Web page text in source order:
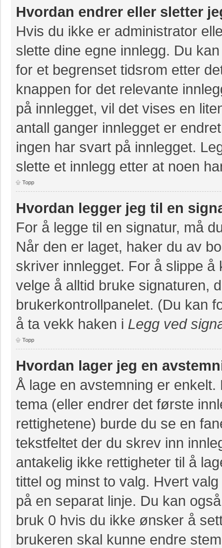
Hvordan endrer eller sletter
Hvis du ikke er administrator
slette dine egne innlegg. Du
for et begrenset tidsrom etter
knappen for det relevante
på innlegget, vil det vises en
antall ganger innlegget er
ingen har svart på innlegget.
slette et innlegg etter at noen
Topp
Hvordan legger jeg til en
For å legge til en signatur, må
Når den er laget, haker du av
skriver innlegget. For å slippe
velge å alltid bruke signaturen,
brukerkontrollpanelet. (Du kan
å ta vekk haken i Legg ved
Topp
Hvordan lager jeg en
Å lage en avstemning er
tema (eller endrer det første
rettighetene) burde du se en
tekstfeltet der du skrev inn
antakelig ikke rettigheter til å
tittel og minst to valg. Hvert
på en separat linje. Du kan
bruk 0 hvis du ikke ønsker å
brukeren skal kunne endre